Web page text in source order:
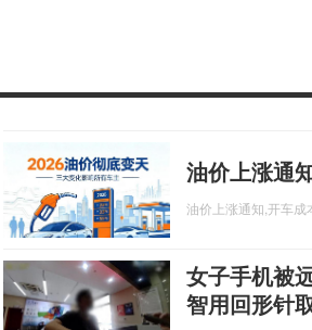
油价上涨通
油价上涨通知,开车成
女子手机被
智用回形针